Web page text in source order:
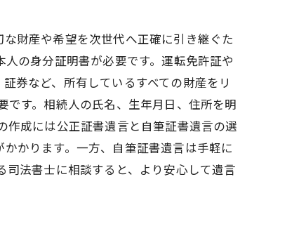
財産や希望を次世代へ正確に引き継ぐた
の身分証明書が必要です。運転免許証や
券など、所有しているすべての財産をリ
す。相続人の氏名、生年月日、住所を明
成には公正証書遺言と自筆証書遺言の選
かります。一方、自筆証書遺言は手軽に
法書士に相談すると、より安心して遺言